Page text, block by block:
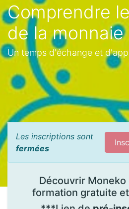
Comprendre
de la monnaie
Un temps d'échange et
Les inscriptions sont
fermées
Découvrir Moneko
formation gratuite